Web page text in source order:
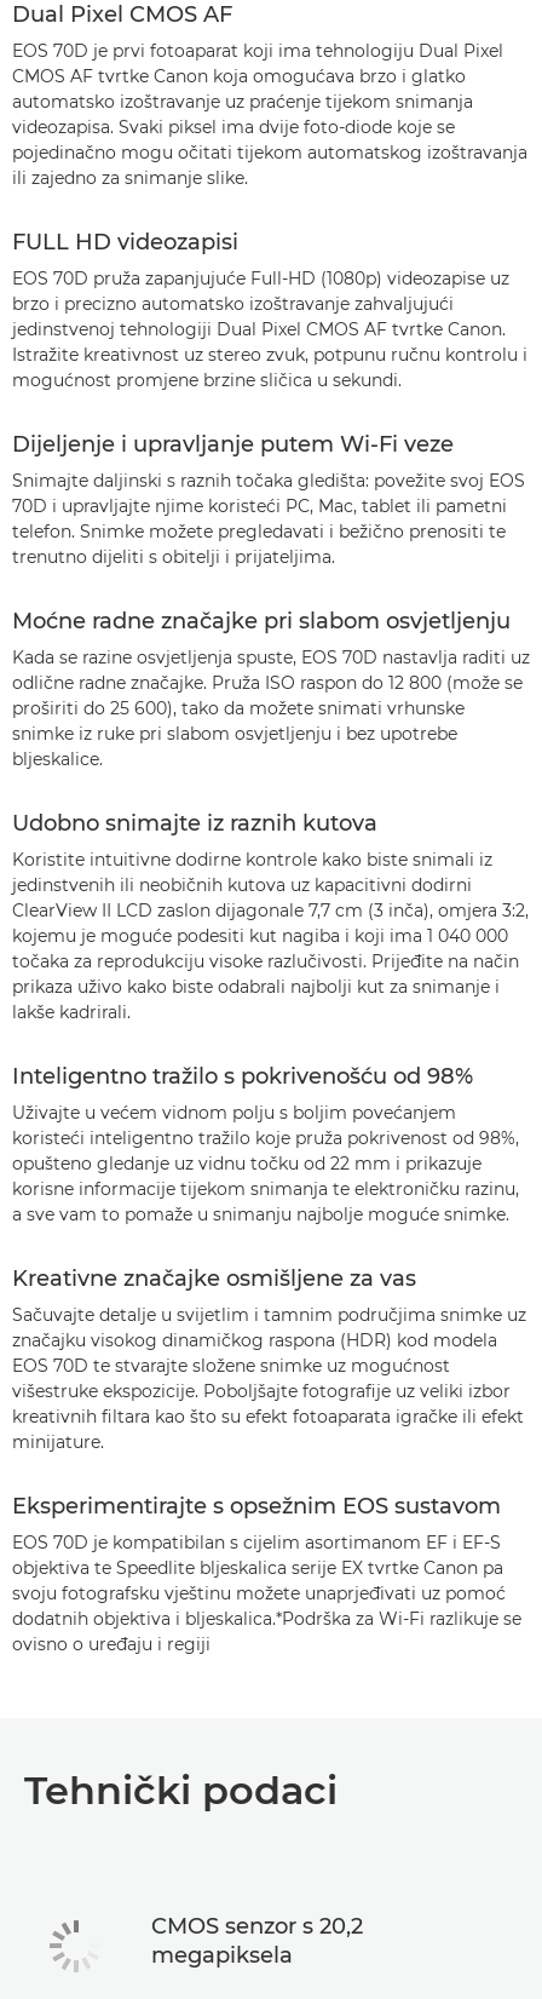
Dual Pixel CMOS AF
EOS 70D je prvi fotoaparat koji ima tehnologiju Dual Pixel
CMOS AF tvrtke Canon koja omogućava brzo i glatko
automatsko izoštravanje uz praćenje tijekom snimanja
videozapisa. Svaki piksel ima dvije foto-diode koje se
pojedinačno mogu očitati tijekom automatskog izoštravanja
ili zajedno za snimanje slike.
FULL HD videozapisi
EOS 70D pruža zapanjujuće Full-HD (1080p) videozapise uz
brzo i precizno automatsko izoštravanje zahvaljujući
jedinstvenoj tehnologiji Dual Pixel CMOS AF tvrtke Canon.
Istražite kreativnost uz stereo zvuk, potpunu ručnu kontrolu i
mogućnost promjene brzine sličica u sekundi.
Dijeljenje i upravljanje putem Wi-Fi veze
Snimajte daljinski s raznih točaka gledišta: povežite svoj EOS
70D i upravljajte njime koristeći PC, Mac, tablet ili pametni
telefon. Snimke možete pregledavati i bežično prenositi te
trenutno dijeliti s obitelji i prijateljima.
Moćne radne značajke pri slabom osvjetljenju
Kada se razine osvjetljenja spuste, EOS 70D nastavlja raditi uz
odlične radne značajke. Pruža ISO raspon do 12 800 (može se
proširiti do 25 600), tako da možete snimati vrhunske
snimke iz ruke pri slabom osvjetljenju i bez upotrebe
bljeskalice.
Udobno snimajte iz raznih kutova
Koristite intuitivne dodirne kontrole kako biste snimali iz
jedinstvenih ili neobičnih kutova uz kapacitivni dodirni
ClearView II LCD zaslon dijagonale 7,7 cm (3 inča), omjera 3:2,
kojemu je moguće podesiti kut nagiba i koji ima 1 040 000
točaka za reprodukciju visoke razlučivosti. Prijeđite na način
prikaza uživo kako biste odabrali najbolji kut za snimanje i
lakše kadrirali.
Inteligentno tražilo s pokrivenošću od 98%
Uživajte u većem vidnom polju s boljim povećanjem
koristeći inteligentno tražilo koje pruža pokrivenost od 98%,
opušteno gledanje uz vidnu točku od 22 mm i prikazuje
korisne informacije tijekom snimanja te elektroničku razinu,
a sve vam to pomaže u snimanju najbolje moguće snimke.
Kreativne značajke osmišljene za vas
Sačuvajte detalje u svijetlim i tamnim područjima snimke uz
značajku visokog dinamičkog raspona (HDR) kod modela
EOS 70D te stvarajte složene snimke uz mogućnost
višestruke ekspozicije. Poboljšajte fotografije uz veliki izbor
kreativnih filtara kao što su efekt fotoaparata igračke ili efekt
minijature.
Eksperimentirajte s opsežnim EOS sustavom
EOS 70D je kompatibilan s cijelim asortimanom EF i EF-S
objektiva te Speedlite bljeskalica serije EX tvrtke Canon pa
svoju fotografsku vještinu možete unaprjeđivati uz pomoć
dodatnih objektiva i bljeskalica.*Podrška za Wi-Fi razlikuje se
ovisno o uređaju i regiji
Tehnički podaci
CMOS senzor s 20,2
megapiksela